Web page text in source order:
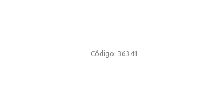
Código: 36341